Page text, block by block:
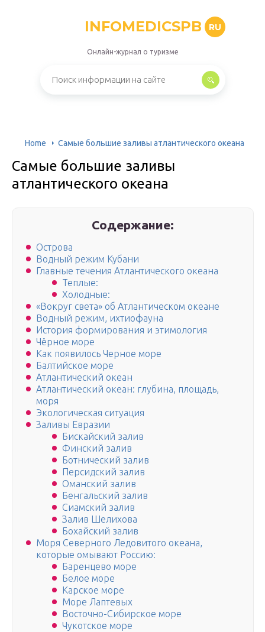
INFOMEDICSPB RU
Онлайн-журнал о туризме
Home Самые большие заливы атлантического океана
Самые большие заливы
атлантического океана
Содержание:
Острова
Водный режим Кубани
Главные течения Атлантического океана
Теплые:
Холодные:
«Вокруг света» об Атлантическом океане
Водный режим, ихтиофауна
История формирования и этимология
Чёрное море
Как появилось Черное море
Балтийское море
Атлантический океан
Атлантический океан: глубина, площадь,
моря
Экологическая ситуация
Заливы Евразии
Бискайский залив
Финский залив
Ботнический залив
Персидский залив
Оманский залив
Бенгальский залив
Сиамский залив
Залив Шелихова
Бохайский залив
Моря Северного Ледовитого океана,
которые омывают Россию:
Баренцево море
Белое море
Карское море
Море Лаптевых
Восточно-Сибирское море
Чукотское море